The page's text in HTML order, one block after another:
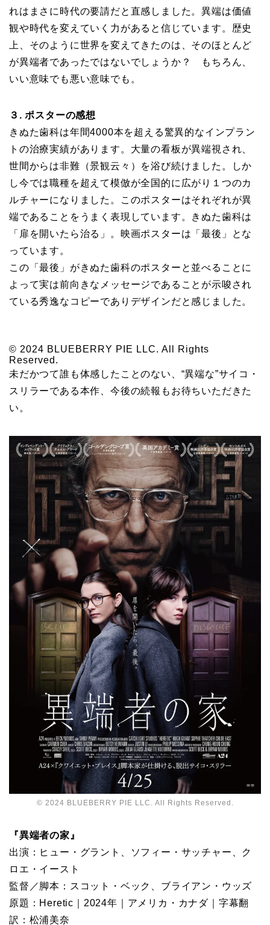
れはまさに時代の要請だと直感しました。異端は価値
観や時代を変えていく力があると信じています。歴史
上、そのように世界を変えてきたのは、そのほとんど
が異端者であったではないでしょうか？ もちろん、
いい意味でも悪い意味でも。
３. ポスターの感想
きぬた歯科は年間4000本を超える驚異的なインプラン
トの治療実績があります。大量の看板が異端視され、
世間からは非難（景観云々）を浴び続けました。しか
し今では職種を超えて模倣が全国的に広がり１つのカ
ルチャーになりました。このポスターはそれぞれが異
端であることをうまく表現しています。きぬた歯科は
「扉を開いたら治る」。映画ポスターは「最後」とな
っています。
この「最後」がきぬた歯科のポスターと並べることに
よって実は前向きなメッセージであることが示唆され
ている秀逸なコピーでありデザインだと感じました。
© 2024 BLUEBERRY PIE LLC. All Rights
Reserved.
未だかつて誰も体感したことのない、“異端な”サイコ・
スリラーである本作、今後の続報もお待ちいただきた
い。
© 2024 BLUEBERRY PIE LLC. All Rights Reserved.
『異端者の家』
出演：ヒュー・グラント、ソフィー・サッチャー、ク
ロエ・イースト
監督／脚本：スコット・ベック、ブライアン・ウッズ
原題：Heretic｜2024年｜アメリカ・カナダ｜字幕翻
訳：松浦美奈